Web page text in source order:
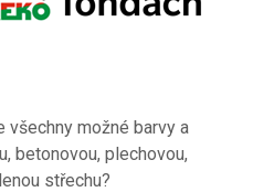
všechny možné barvy a
betonovou, plechovou,
střechu?